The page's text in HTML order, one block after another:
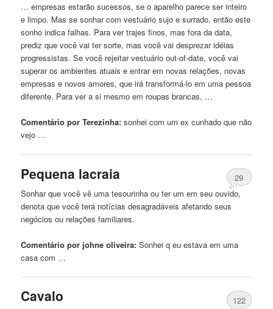
… empresas estarão sucessos, se o aparelho parece ser inteiro
e limpo. Mas se sonhar com vestuáriosujo e surrado, então este
sonho indica falhas. Para ver trajes finos, mas fora da data,
prediz que você vai ter sorte, mas você vai desprezar idéias
progressistas. Se você rejeitar vestuário out-of-date, você vai
superar os ambientes atuais e entrar em novas relações, novas
empresas e novos amores, que irá transformá-lo em uma pessoa
diferente. Para ver a si mesmo em roupas brancas, …
Comentário por Terezinha: sonhei com um ex cunhado que não
vejo …
Pequena lacraia
29
Sonhar que você vê uma tesourinha ou ter um em seuouvido,
denota que você terá notícias desagradáveis ​​afetando seus
negócios ou relações familiares.
Comentário por johne oliveira: Sonhei q eu estava em uma
casa com …
Cavalo
122